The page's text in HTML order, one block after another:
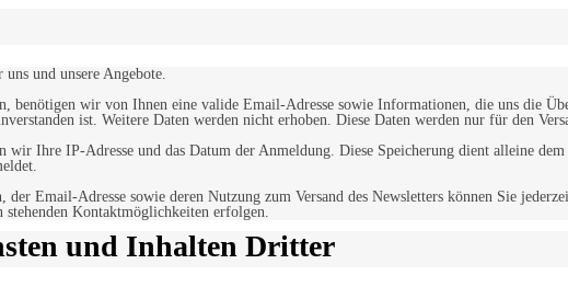
und unsere Angebote.
benötigen wir von Ihnen eine valide Email-Adresse sowie Informationen, die uns die
ist. Weitere Daten werden nicht erhoben. Diese Daten werden nur für den
Ihre IP-Adresse und das Datum der Anmeldung. Diese Speicherung dient alleine
Email-Adresse sowie deren Nutzung zum Versand des Newsletters können Sie
Kontaktmöglichkeiten erfolgen.
und Inhalten Dritter